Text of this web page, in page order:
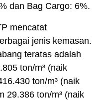
dan Bag Cargo: 6%.
mencatat
jenis kemasan.
teratas adalah
ton/m³ (naik
ton/m³ (naik
29.386 ton/m³ (naik